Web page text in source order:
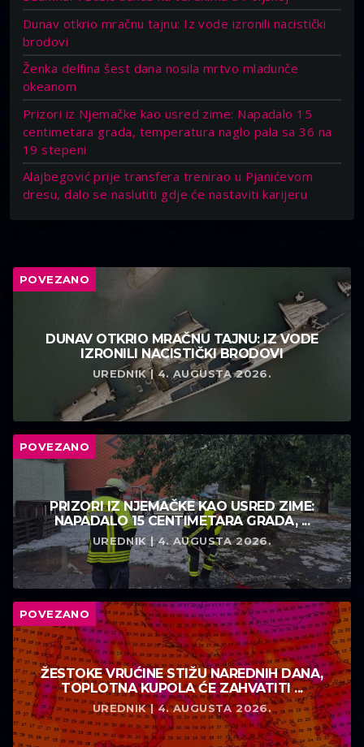
Dunav otkrio mračnu tajnu: Iz vode izronili nacistički
brodovi
Ženka delfina šest dana nosila mrtvo mladunče
okeanom
Prizori iz Njemačke kao usred zime: Napadalo 15
centimetara grada, temperatura naglo pala sa 36 na
19 stepeni
Alajbegović prije transfera trenirao u Pjanićevom
dresu, dalo se naslutiti gdje će nastaviti karijeru
POVEZANO
DUNAV OTKRIO MRAČNU TAJNU: IZ VODE
IZRONILI NACISTIČKI BRODOVI
UREDNIK | 4. AUGUSTA 2026.
POVEZANO
PRIZORI IZ NJEMAČKE KAO USRED ZIME:
NAPADALO 15 CENTIMETARA GRADA, ...
UREDNIK | 4. AUGUSTA 2026.
POVEZANO
ŽESTOKE VRUĆINE STIŽU NAREDNIH DANA,
TOPLOTNA KUPOLA ĆE ZAHVATITI ...
UREDNIK | 4. AUGUSTA 2026.